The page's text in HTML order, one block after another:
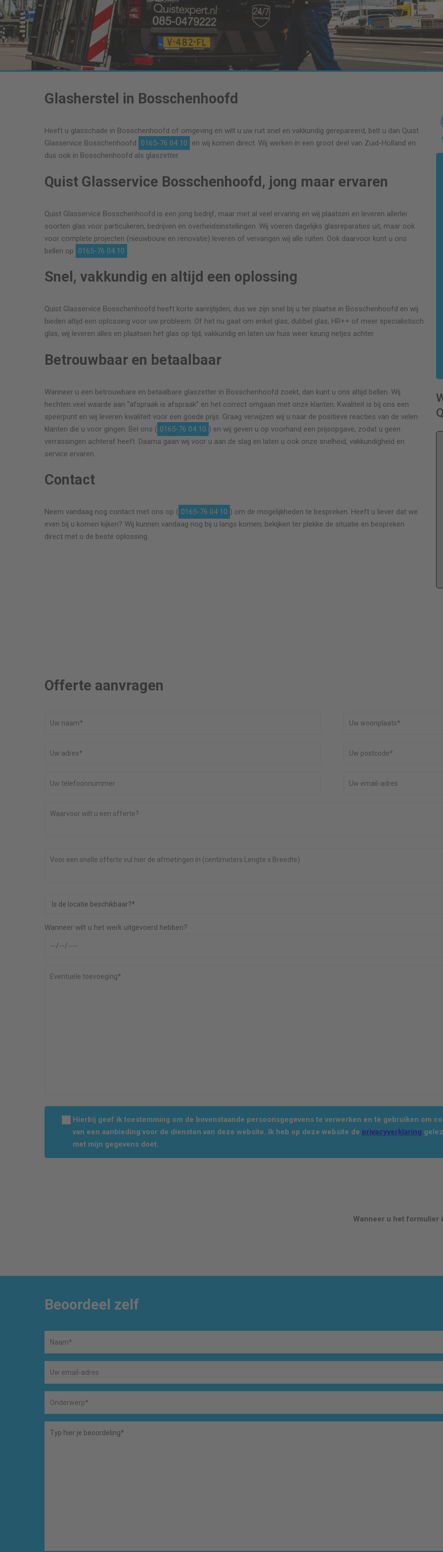
Glasherstel in Bosschenhoofd
Heeft u glasschade in Bosschenhoofd of omgeving en wilt u uw ruit snel en vakkundig gerepareerd, belt u dan Quist
Glasservice Bosschenhoofd
0165-76 04 10
en wij komen direct. Wij werken in een groot deel van Zuid-Holland en
dus ook in Bosschenhoofd als glaszetter.
Quist Glasservice Bosschenhoofd, jong maar ervaren
Quist Glasservice Bosschenhoofd is een jong bedrijf, maar met al veel ervaring en wij plaatsen en leveren allerlei
soorten glas voor particulieren, bedrijven en overheidsinstellingen. Wij voeren dagelijks glasreparaties uit, maar ook
voor complete projecten (nieuwbouw en renovatie) leveren of vervangen wij alle ruiten. Ook daarvoor kunt u ons
bellen op
0165-76 04 10 .
Snel, vakkundig en altijd een oplossing
Quist Glasservice Bosschenhoofd heeft korte aanrijtijden, dus we zijn snel bij u ter plaatse in Bosschenhoofd en wij
bieden altijd een oplossing voor uw probleem. Of het nu gaat om enkel glas, dubbel glas, HR++ of meer specialistisch
glas, wij leveren alles en plaatsen het glas op tijd, vakkundig en laten uw huis weer keurig netjes achter.
Betrouwbaar en betaalbaar
Wanneer u een betrouwbare en betaalbare glaszetter in Bosschenhoofd zoekt, dan kunt u ons altijd bellen. Wij
hechten veel waarde aan “afspraak is afspraak” en het correct omgaan met onze klanten. Kwaliteit is bij ons een
speerpunt en wij leveren kwaliteit voor een goede prijs. Graag verwijzen wij u naar de positieve reacties van de velen
klanten die u voor gingen. Bel ons ( 0165-76 04 10 ) en wij geven u op voorhand een prijsopgave, zodat u geen
verrassingen achteraf heeft. Daarna gaan wij voor u aan de slag en laten u ook onze snelheid, vakkundigheid en
service ervaren.
Contact
Neem vandaag nog contact met ons op ( 0165-76 04 10 ) om de mogelijkheden te bespreken. Heeft u liever dat we
even bij u komen kijken? Wij kunnen vandaag nog bij u langs komen; bekijken ter plekke de situatie en bespreken
direct met u de beste oplossing.
prijs. aanbevolen!
staan voor je klaar werken netjes zijn gezellig. Je
krijgt een eerlijke prijs geen achteraf extra's. Heel
Offerte aanvragen
Wanneer wilt u het werk uitgevoerd hebben?
Hierbij geef ik toestemming om de bovenstaande persoonsgegevens te verwerken en te gebruiken om
van een aanbieding voor de diensten van deze website. Ik heb op deze website de privacyverklaring
met mijn gegevens doet.
Wanneer u het formulier
Beoordeel zelf